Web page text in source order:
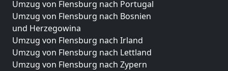
Umzug von Flensburg nach Portugal
Umzug von Flensburg nach Bosnien
und Herzegowina
Umzug von Flensburg nach Irland
Umzug von Flensburg nach Lettland
Umzug von Flensburg nach Zypern